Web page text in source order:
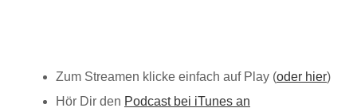
Zum Streamen klicke einfach auf Play (oder hier)
Hör Dir den Podcast bei iTunes an